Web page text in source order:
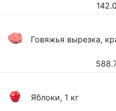
Говяжья вырезка,
Яблоки, 1 кг